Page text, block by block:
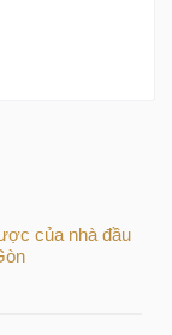
của nhà đầu